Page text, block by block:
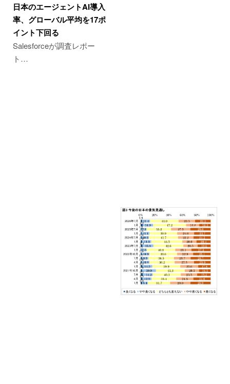
日本のエージェントAI導入
率、グローバル平均を17ポ
イント下回る
Salesforceが調査レポー
ト…